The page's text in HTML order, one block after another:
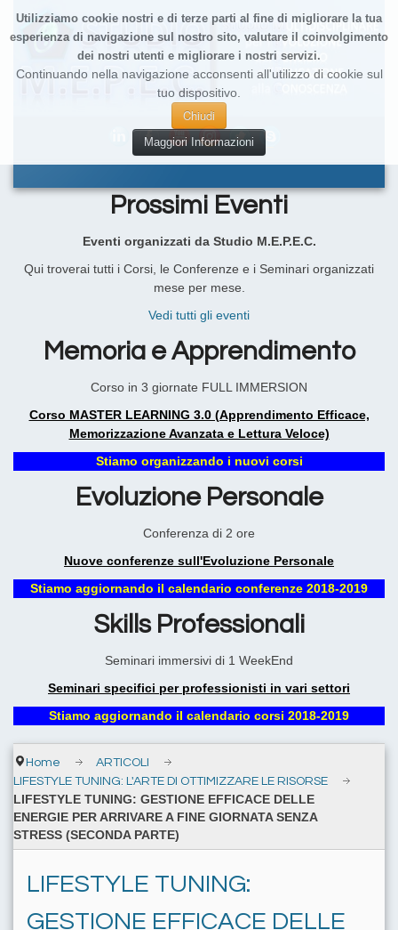
Utilizziamo cookie nostri e di terze parti al fine di migliorare la tua
esperienza di navigazione sul nostro sito, valutare il coinvolgimento
dei nostri utenti e migliorare i nostri servizi.
Continuando nella navigazione acconsenti all'utilizzo di cookie sul
tuo dispositivo.
Chiudi
Maggiori Informazioni
Prossimi Eventi
Eventi organizzati da Studio M.E.P.E.C.
Qui troverai tutti i Corsi, le Conferenze e i Seminari organizzati
mese per mese.
Vedi tutti gli eventi
Memoria e Apprendimento
Corso in 3 giornate FULL IMMERSION
Corso MASTER LEARNING 3.0 (Apprendimento Efficace,
Memorizzazione Avanzata e Lettura Veloce)
Stiamo organizzando i nuovi corsi
Evoluzione Personale
Conferenza di 2 ore
Nuove conferenze sull'Evoluzione Personale
Stiamo aggiornando il calendario conferenze 2018-2019
Skills Professionali
Seminari immersivi di 1 WeekEnd
Seminari specifici per professionisti in vari settori
Stiamo aggiornando il calendario corsi 2018-2019
Home
ARTICOLI
LIFESTYLE TUNING: L'ARTE DI OTTIMIZZARE LE RISORSE
LIFESTYLE TUNING: GESTIONE EFFICACE DELLE
ENERGIE PER ARRIVARE A FINE GIORNATA SENZA
STRESS (SECONDA PARTE)
LIFESTYLE TUNING:
GESTIONE EFFICACE DELLE